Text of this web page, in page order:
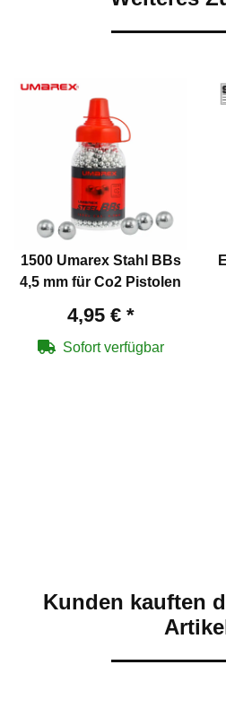
1500 Umarex Stahl BBs
4,5 mm für Co2 Pistolen
4,95 € *
Sofort verfügbar
Kunden kauften